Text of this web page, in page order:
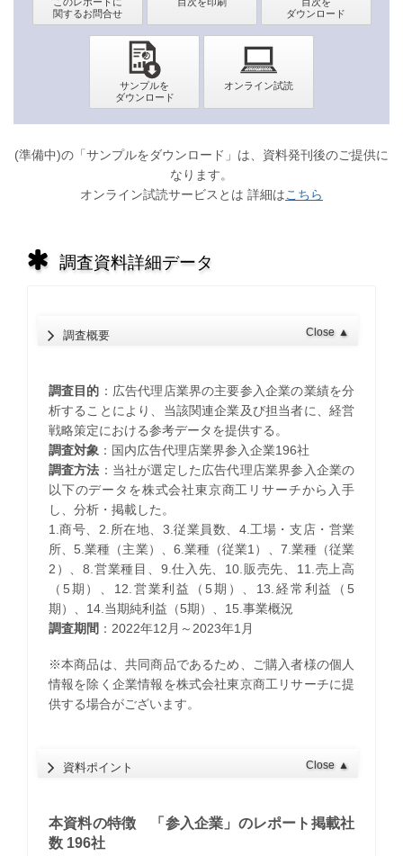
(準備中)の「サンプルをダウンロード」は、資料発刊後のご提供に
なります。
オンライン試読サービスとは 詳細はこちら
調査資料詳細データ
調査概要 Close ▲
調査目的 ：広告代理店業界の主要参入企業の業績を分
析することにより、当該関連企業及び担当者に、経営
戦略策定における参考データを提供する。
調査対象：国内広告代理店業界参入企業196社
調査方法 ：当社が選定した広告代理店業界参入企業の
以下のデータを株式会社東京商工リサーチから入手
し、分析・掲載した。
1.商号、2.所在地、3.従業員数、4.工場・支店・営業
所、5.業種（主業）、6.業種（従業1）、7.業種（従業
2）、8.営業種目、9.仕入先、10.販売先、11.売上高
（5期）、12.営業利益（5期）、13.経常利益（5
期）、14.当期純利益（5期）、15.事業概況
調査期間 ：2022年12月～2023年1月
※本商品は、共同商品であるため、ご購入者様の個人
情報を除く企業情報を株式会社東京商工リサーチに提
供する場合がございます。
資料ポイント Close ▲
本資料の特徴 「参入企業」のレポート掲載社
数 196社